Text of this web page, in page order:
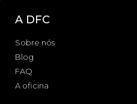
A DFC
Sobre nós
Blog
FAQ
A oficina